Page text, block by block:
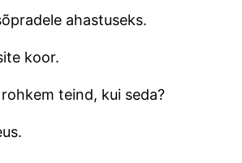
ahastuseks.
koor.
teind, kui seda?